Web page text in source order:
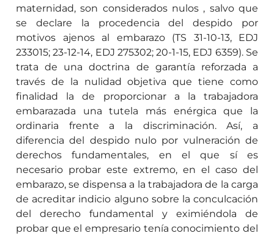
maternidad, son considerados nulos , salvo que
se declare la procedencia del despido por
motivos ajenos al embarazo (TS 31-10-13, EDJ
233015; 23-12-14, EDJ 275302; 20-1-15, EDJ 6359). Se
trata de una doctrina de garantía reforzada a
través de la nulidad objetiva que tiene como
finalidad la de proporcionar a la trabajadora
embarazada una tutela más enérgica que la
ordinaria frente a la discriminación. Así, a
diferencia del despido nulo por vulneración de
derechos fundamentales, en el que sí es
necesario probar este extremo, en el caso del
embarazo, se dispensa a la trabajadora de la carga
de acreditar indicio alguno sobre la conculcación
del derecho fundamental y eximiéndola de
probar que el empresario tenía conocimiento del